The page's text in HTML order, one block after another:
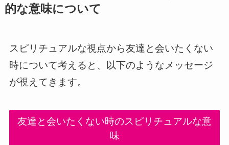
的な意味について
スピリチュアルな視点から友達と会いたくない
時について考えると、以下のようなメッセージ
が視えてきます。
友達と会いたくない時のスピリチュアルな意
味